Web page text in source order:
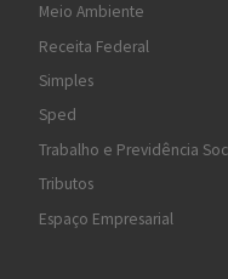
Meio Ambiente
Receita Federal
Simples
Sped
Trabalho e Previdência
Tributos
Espaço Empresarial